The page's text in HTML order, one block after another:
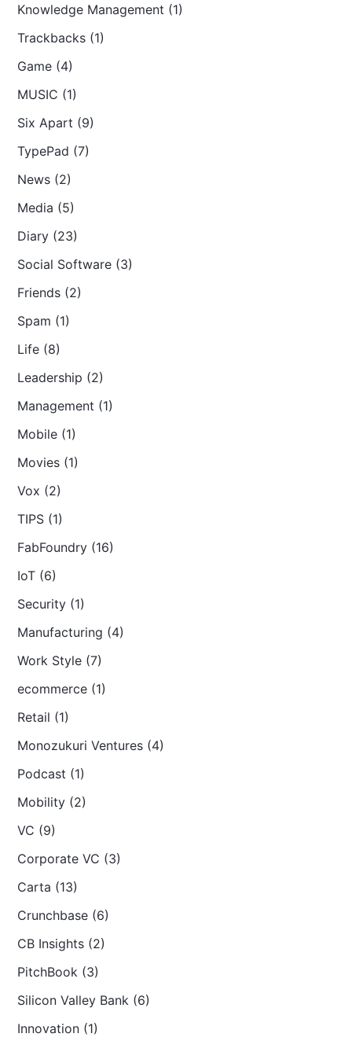
Knowledge Management (1)
Trackbacks (1)
Game (4)
MUSIC (1)
Six Apart (9)
TypePad (7)
News (2)
Media (5)
Diary (23)
Social Software (3)
Friends (2)
Spam (1)
Life (8)
Leadership (2)
Management (1)
Mobile (1)
Movies (1)
Vox (2)
TIPS (1)
FabFoundry (16)
IoT (6)
Security (1)
Manufacturing (4)
Work Style (7)
ecommerce (1)
Retail (1)
Monozukuri Ventures (4)
Podcast (1)
Mobility (2)
VC (9)
Corporate VC (3)
Carta (13)
Crunchbase (6)
CB Insights (2)
PitchBook (3)
Silicon Valley Bank (6)
Innovation (1)